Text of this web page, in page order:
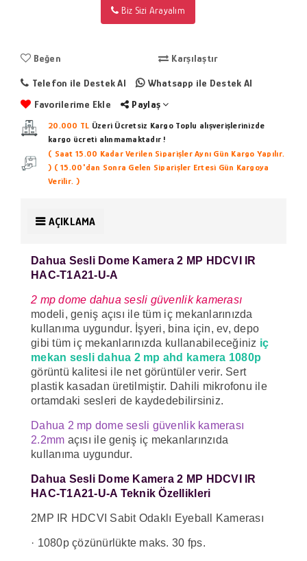
Biz Sizi Arayalım
Beğen Karşılaştır
Telefon ile Destek Al
Whatsapp ile Destek Al
Favorilerime Ekle
Paylaş
20.000 TL Üzeri Ücretsiz Kargo Toplu alışverişlerinizde
kargo ücreti alınmamaktadır !
( Saat 15.00 Kadar Verilen Siparişler Aynı Gün Kargo Yapılır.
) ( 15.00'dan Sonra Gelen Siparişler Ertesi Gün Kargoya
Verilir. )
AÇIKLAMA
Dahua Sesli Dome Kamera 2 MP HDCVI IR
HAC-T1A21-U-A
2 mp dome dahua sesli güvenlik kamerası
modeli, geniş açısı ile tüm iç mekanlarınızda
kullanıma uygundur. İşyeri, bina için, ev, depo
gibi tüm iç mekanlarınızda kullanabileceğiniz iç
mekan sesli dahua 2 mp ahd kamera 1080p
görüntü kalitesi ile net görüntüler verir. Sert
plastik kasadan üretilmiştir. Dahili mikrofonu ile
ortamdaki sesleri de kaydedebilirsiniz.
Dahua 2 mp dome sesli güvenlik kamerası
2.2mm açısı ile geniş iç mekanlarınzıda
kullanıma uygundur.
Dahua Sesli Dome Kamera 2 MP HDCVI IR
HAC-T1A21-U-A Teknik Özellikleri
2MP IR HDCVI Sabit Odaklı Eyeball Kamerası
· 1080p çözünürlükte maks. 30 fps.